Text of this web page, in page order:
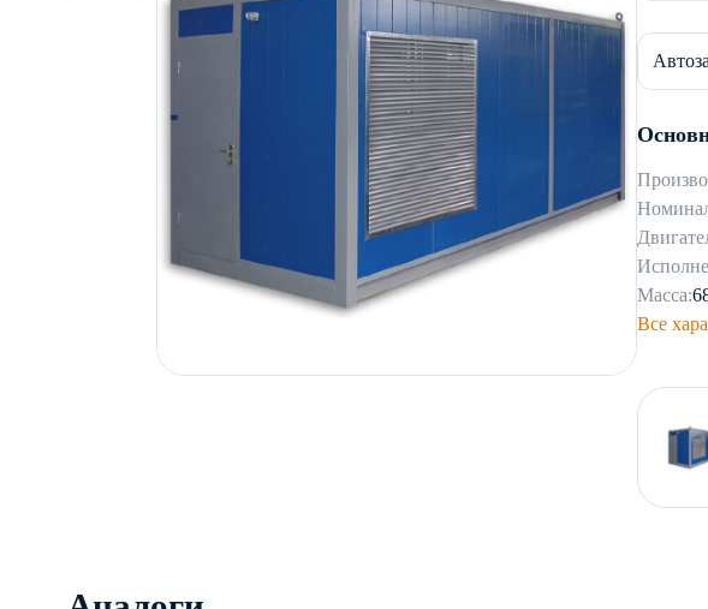
Масса:
Все